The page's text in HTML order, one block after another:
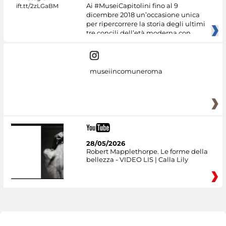
Ai #MuseiCapitolini fino al 9
dicembre 2018 un’occasione unica
per ripercorrere la storia degli ultimi
tre concili dell’età moderna con
museiincomuneroma
28/05/2026
Robert Mapplethorpe. Le forme della
bellezza - VIDEO LIS | Calla Lily